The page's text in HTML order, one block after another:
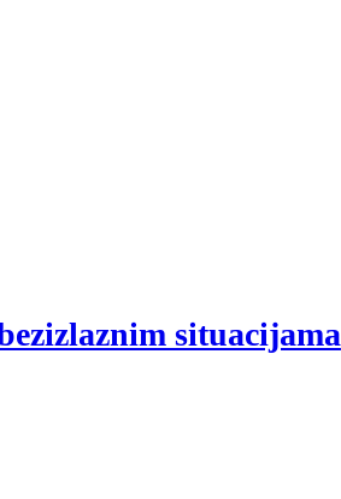
situacijama